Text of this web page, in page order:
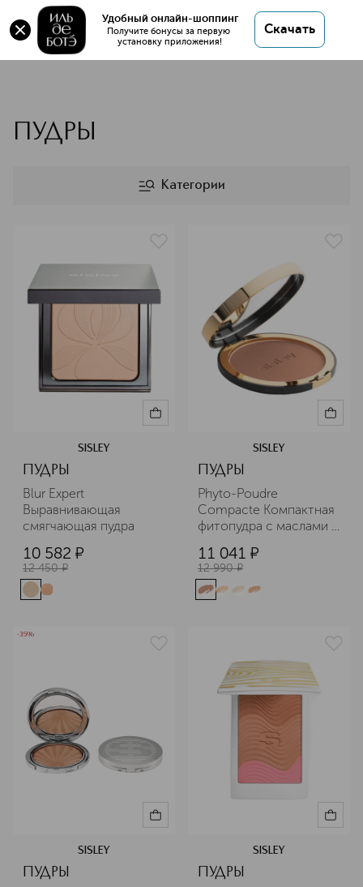
Удобный онлайн-шоппинг
Получите бонусы за первую
установку приложения!
Скачать
ПУДРЫ
Категории
SISLEY
ПУДРЫ
Blur Expert
Выравнивающая
смягчающая пудра
10 582 ¤
12 450 ¤
SISLEY
ПУДРЫ
Phyto-Poudre
Compacte Компактная
фитопудра с маслами
11 041 ¤
12 990 ¤
-35%
SISLEY
ПУДРЫ
SISLEY
ПУДРЫ